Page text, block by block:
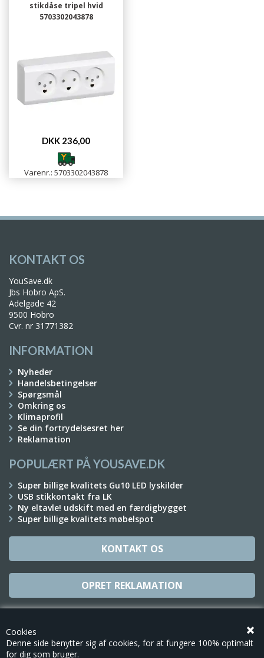
Cookies
Denne side benytter sig af cookies, for at fungere 100% optimalt
for dig som bruger.
stikdåse tripel hvid
5703302043878
DKK 236,00
Varenr.: 5703302043878
KONTAKT OS
YouSave.dk
Jbs Hobro ApS.
Adelgade 42
9500 Hobro
Cvr. nr 31771382
INFORMATION
Nyheder
Handelsbetingelser
Spørgsmål
Omkring os
Klimaprofil
Se din fortrydelsesret her
Reklamation
POPULÆRT PÅ YOUSAVE.DK
Super billige kvalitets Gu10 LED lyskilder
USB stikkontakt fra LK
Ny eltavle! udskift med en færdigbygget
Super billige kvalitets møbelspot
KONTAKT OS
OPRET REKLAMATION